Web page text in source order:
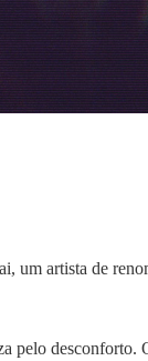
um artista de
pelo